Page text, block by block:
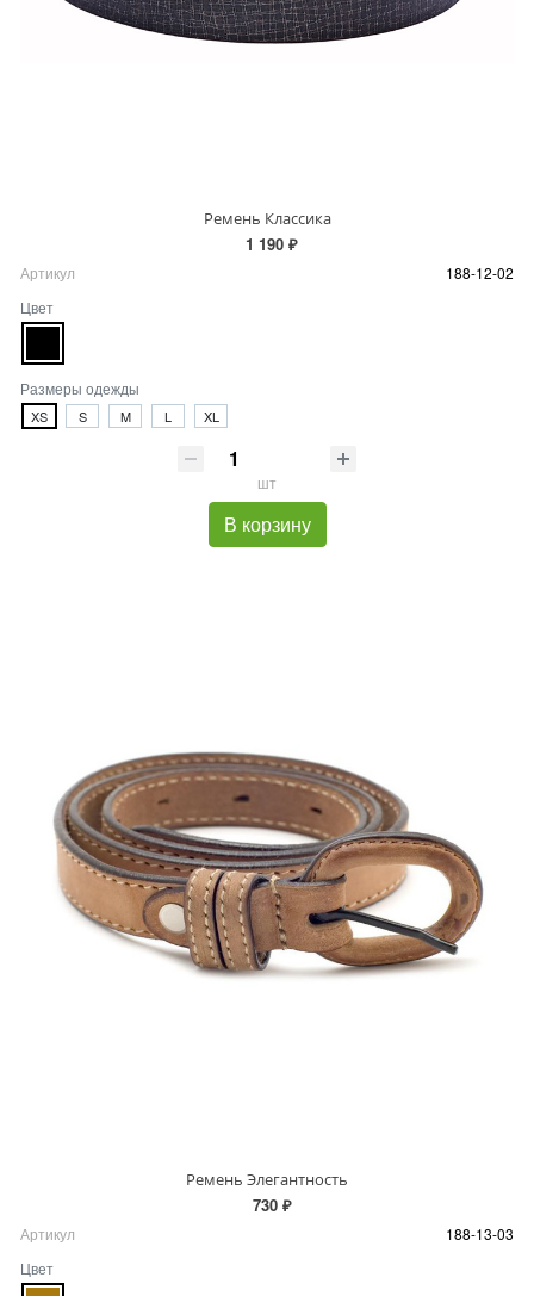
Ремень Классика
1 190 ₽
Артикул
188-12-02
Цвет
Размеры одежды
XS S M L XL
шт
В корзину
Ремень Элегантность
730 ₽
Артикул
188-13-03
Цвет